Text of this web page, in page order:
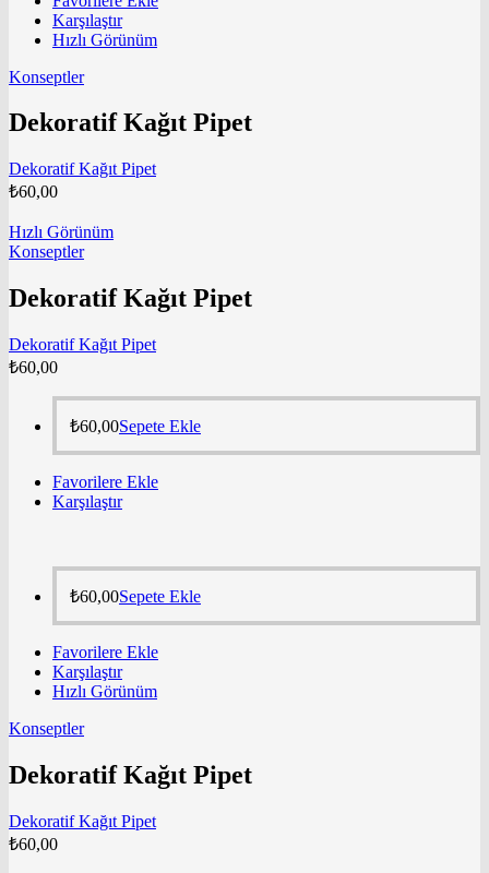
Karşılaştır
Hızlı Görünüm
Konseptler
Dekoratif Kağıt Pipet
Dekoratif Kağıt Pipet
₺60,00
Hızlı Görünüm
Konseptler
Dekoratif Kağıt Pipet
Dekoratif Kağıt Pipet
₺60,00
₺60,00Sepete Ekle
Favorilere Ekle
Karşılaştır
₺60,00Sepete Ekle
Favorilere Ekle
Karşılaştır
Hızlı Görünüm
Konseptler
Dekoratif Kağıt Pipet
Dekoratif Kağıt Pipet
₺60,00